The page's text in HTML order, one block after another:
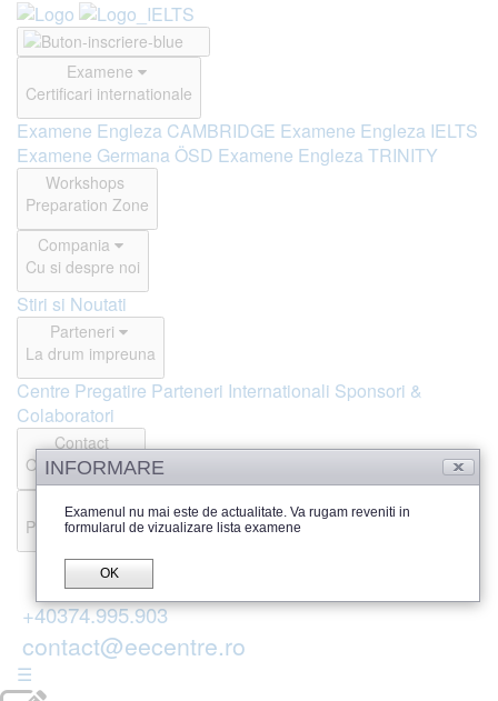
Examene
Certificari internationale
Examene Engleza CAMBRIDGE Examene Engleza IELTS
Examene Germana ÖSD Examene Engleza TRINITY
Workshops
Preparation Zone
Compania
Cu si despre noi
Stiri si Noutati
Parteneri
La drum impreuna
Centre Pregatire Parteneri Internationali Sponsori &
Colaboratori
Contact
Offline si Online
Recenzii
Parerea publicului
+40374.995.903
contact@eecentre.ro
☰
INFORMARE
Examenul nu mai este de actualitate. Va rugam reveniti in
formularul de vizualizare lista examene
OK